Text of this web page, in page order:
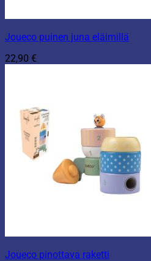
Joueco puinen juna eläimillä
22,90 €
Joueco pinottava raketti